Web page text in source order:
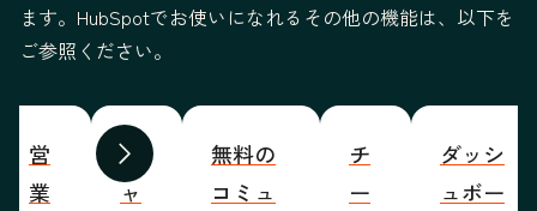
ます。HubSpotでお使いになれるその他の機能は、以下を
ご参照ください。
前へ 次へ
営
業
チ
ャ
無料の
コミュ
チ
ー
ダッシ
ュボー